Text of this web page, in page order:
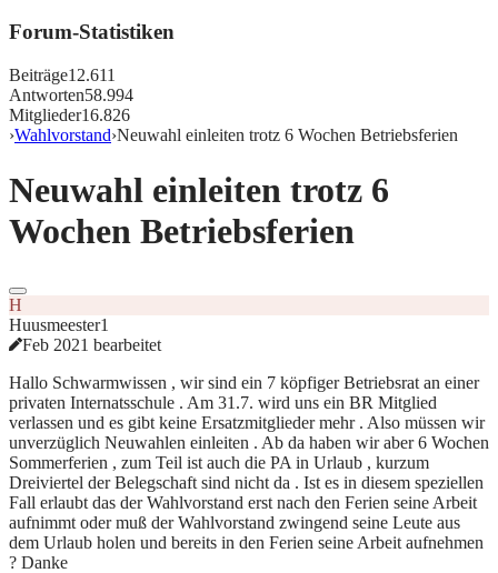
Forum-Statistiken
Beiträge12.611
Antworten58.994
Mitglieder16.826
›Wahlvorstand›Neuwahl einleiten trotz 6 Wochen Betriebsferien
Neuwahl einleiten trotz 6
Wochen Betriebsferien
H
Huusmeester1
Feb 2021 bearbeitet
Hallo Schwarmwissen , wir sind ein 7 köpfiger Betriebsrat an einer
privaten Internatsschule . Am 31.7. wird uns ein BR Mitglied
verlassen und es gibt keine Ersatzmitglieder mehr . Also müssen wir
unverzüglich Neuwahlen einleiten . Ab da haben wir aber 6 Wochen
Sommerferien , zum Teil ist auch die PA in Urlaub , kurzum
Dreiviertel der Belegschaft sind nicht da . Ist es in diesem speziellen
Fall erlaubt das der Wahlvorstand erst nach den Ferien seine Arbeit
aufnimmt oder muß der Wahlvorstand zwingend seine Leute aus
dem Urlaub holen und bereits in den Ferien seine Arbeit aufnehmen
? Danke